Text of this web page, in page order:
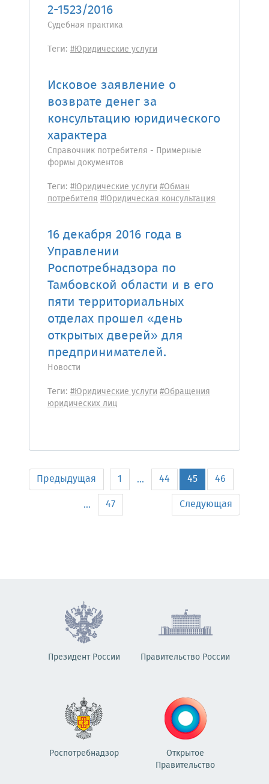
2-1523/2016
Судебная практика
Теги: #Юридические услуги
Исковое заявление о
возврате денег за
консультацию юридического
характера
Справочник потребителя - Примерные
формы документов
Теги: #Юридические услуги#Обман
потребителя#Юридическая консультация
16 декабря 2016 года в
Управлении
Роспотребнадзора по
Тамбовской области и в его
пяти территориальных
отделах прошел «день
открытых дверей» для
предпринимателей.
Новости
Теги: #Юридические услуги#Обращения
юридических лиц
Предыдущая 1 ... 44 45
46
...
47 Следующая
Президент России Правительство России
Роспотребнадзор
Открытое
Правительство